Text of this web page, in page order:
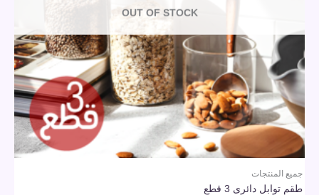
OUT OF STOCK
جميع المنتجات
طقم توابل دائرى 3 قطع